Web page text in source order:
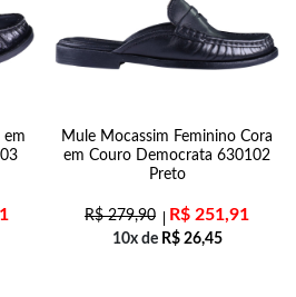
em
Mule Mocassim Feminino Cora
em Couro Democrata 630102
Preto
R$279,90 R$ 251,91
10x de R$26,45